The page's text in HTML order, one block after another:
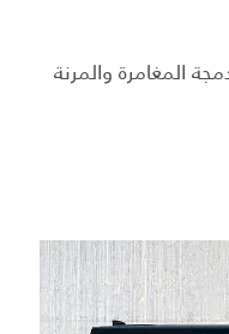
المغامرة والمرنة